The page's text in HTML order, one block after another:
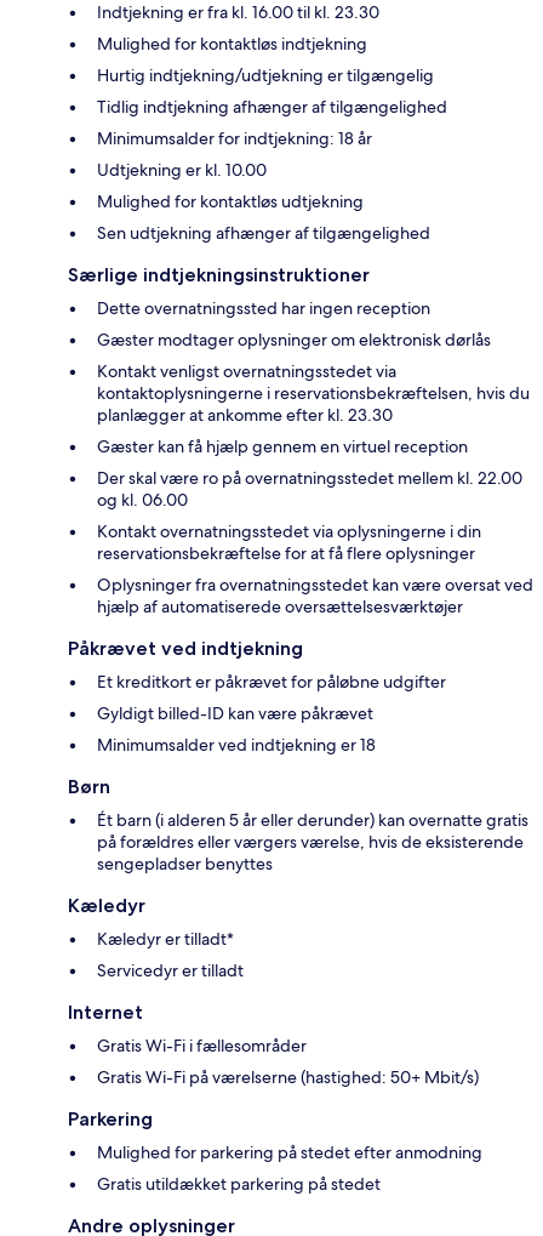
Indtjekning er fra kl. 16.00 til kl. 23.30
Mulighed for kontaktløs indtjekning
Hurtig indtjekning/udtjekning er tilgængelig
Tidlig indtjekning afhænger af tilgængelighed
Minimumsalder for indtjekning: 18 år
Udtjekning er kl. 10.00
Mulighed for kontaktløs udtjekning
Sen udtjekning afhænger af tilgængelighed
Særlige indtjekningsinstruktioner
Dette overnatningssted har ingen reception
Gæster modtager oplysninger om elektronisk dørlås
Kontakt venligst overnatningsstedet via
kontaktoplysningerne i reservationsbekræftelsen, hvis du
planlægger at ankomme efter kl. 23.30
Gæster kan få hjælp gennem en virtuel reception
Der skal være ro på overnatningsstedet mellem kl. 22.00
og kl. 06.00
Kontakt overnatningsstedet via oplysningerne i din
reservationsbekræftelse for at få flere oplysninger
Oplysninger fra overnatningsstedet kan være oversat ved
hjælp af automatiserede oversættelsesværktøjer
Påkrævet ved indtjekning
Et kreditkort er påkrævet for påløbne udgifter
Gyldigt billed-ID kan være påkrævet
Minimumsalder ved indtjekning er 18
Børn
Ét barn (i alderen 5 år eller derunder) kan overnatte gratis
på forældres eller værgers værelse, hvis de eksisterende
sengepladser benyttes
Kæledyr
Kæledyr er tilladt*
Servicedyr er tilladt
Internet
Gratis Wi-Fi i fællesområder
Gratis Wi-Fi på værelserne (hastighed: 50+ Mbit/s)
Parkering
Mulighed for parkering på stedet efter anmodning
Gratis utildækket parkering på stedet
Andre oplysninger